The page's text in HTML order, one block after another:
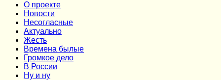
О проекте
Новости
Несогласные
Актуально
Жесть
Времена былые
Громкое дело
В России
Ну и ну